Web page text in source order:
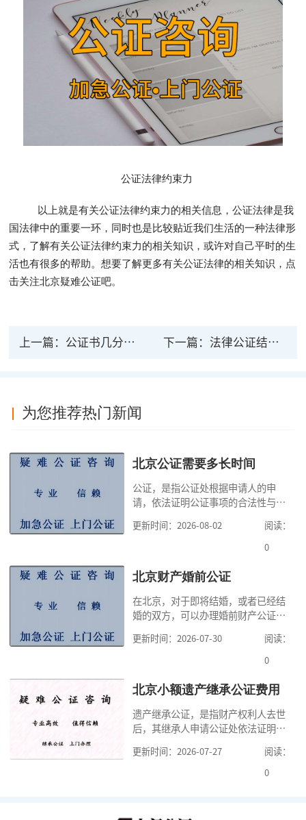
公证法律约束力
以上就是有关公证法律约束力的相关信息，公证法律是我
国法律中的重要一环，同时也是比较贴近我们生活的一种法律形
式，了解有关公证法律约束力的相关知识，或许对自己平时的生
活也有很多的帮助。想要了解更多有关公证法律的相关知识，点
击关注北京疑难公证吧。
上一篇： 公证书几分才具有法律效力，公证书有几份 下一篇： 法律公证结婚所需材料 在哪里办理公证结婚
为您推荐热门新闻
北京公证需要多长时间
公证，是指公证处根据申请人的申
请，依法证明公证事项的合法性与真
高公证事项的效力，固定证据，但是
很多人不知道在北京办理公证需要多
家，办理公证的时候除了需要按照公
道北京公证需要什么材料,北京公证需
要多少钱？北京公
更新时间：2026-08-02
阅读：
0
北京财产婚前公证
在北京，对于即将结婚，或者已经结
婚的双方，可以办理婚前财产公证，
式，可以避免个人财产引发的纠纷，
但是，在北京办理婚前财产公证，除
料外，公证咨询告诉大家，我们有必
京婚前财产公证机构？了解这些不仅
有利于我们根
更新时间：2026-07-30
阅读：
0
北京小额遗产继承公证费用
遗产继承公证，是指财产权利人去世
后，其继承人申请公证处依法证明继
的证明活动。通过公证，继承人可以
拿着享有继承权的公证书办理遗产过
更新时间：2026-07-27
阅读：
0